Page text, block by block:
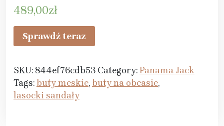
489,00zł
Sprawdź teraz
SKU: 844ef76cdb53 Category:Panama Jack
Tags:buty meskie,buty na obcasie,
lasocki sandały